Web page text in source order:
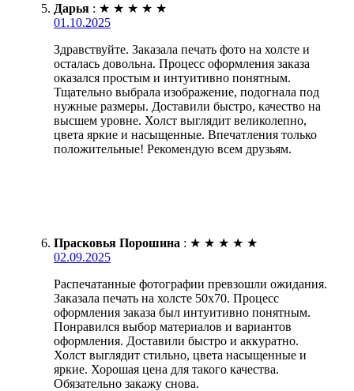
Дарья : ★ ★ ★ ★ ★
01.10.2025
Здравствуйте. Заказала печать фото на холсте и
осталась довольна. Процесс оформления заказа
оказался простым и интуитивно понятным.
Тщательно выбрала изображение, подогнала под
нужные размеры. Доставили быстро, качество на
высшем уровне. Холст выглядит великолепно,
цвета яркие и насыщенные. Впечатления только
положительные! Рекомендую всем друзьям.
Прасковья Порошина : ★ ★ ★ ★ ★
02.09.2025
Распечатанные фотографии превзошли ожидания.
Заказала печать на холсте 50х70. Процесс
оформления заказа был интуитивно понятным.
Понравился выбор материалов и вариантов
оформления. Доставили быстро и аккуратно.
Холст выглядит стильно, цвета насыщенные и
яркие. Хорошая цена для такого качества.
Обязательно закажу снова.